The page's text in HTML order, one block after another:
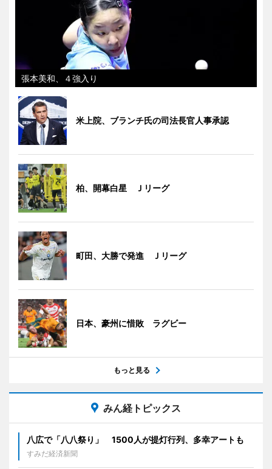
張本美和、４強入り
米上院、ブランチ氏の司法長官人事承認
柏、開幕白星 Ｊリーグ
町田、大勝で発進 Ｊリーグ
日本、豪州に惜敗 ラグビー
もっと見る
みん経トピックス
八広で「八八祭り」 1500人が提灯行列、多幸アートも
すみだ経済新聞